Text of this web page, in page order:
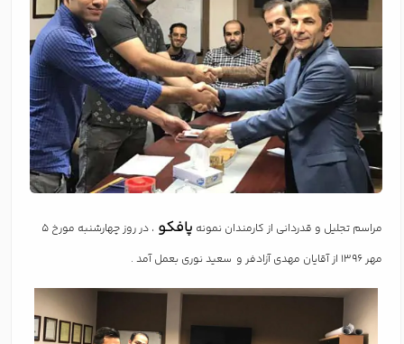
مراسم تجلیل و قدردانی از کارمندان نمونه پافکو
، در روز چهارشنبه مورخ 5
مهر 1396 از آقایان مهدی آزادفر و سعید نوری بعمل آمد .